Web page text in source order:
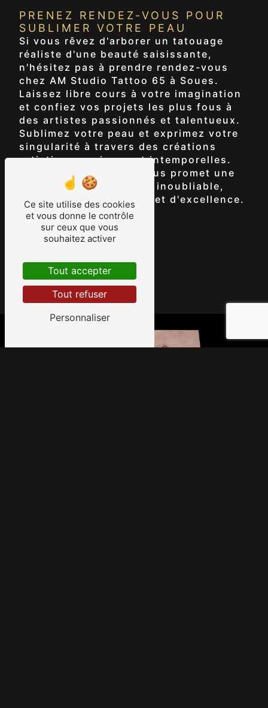
PRENEZ RENDEZ-VOUS POUR
SUBLIMER VOTRE PEAU
Si vous rêvez d'arborer un tatouage
réaliste d'une beauté saisissante,
n'hésitez pas à prendre rendez-vous
chez AM Studio Tattoo 65 à Soues.
Laissez libre cours à votre imagination
et confiez vos projets les plus fous à
des artistes passionnés et talentueux.
Sublimez votre peau et exprimez votre
singularité à travers des créations
artistiques uniques et intemporelles.
AM Studio Tattoo 65 vous promet une
expérience de tatouage inoubliable,
empreinte de créativité et d'excellence.
Accueil
Contactez-nous
Ce site utilise des cookies
et vous donne le contrôle
sur ceux que vous
souhaitez activer
Tout accepter
Tout refuser
Personnaliser